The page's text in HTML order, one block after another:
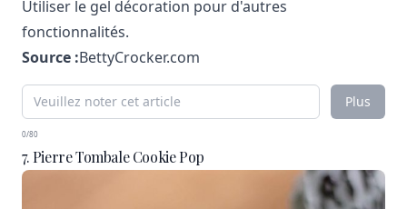
Utiliser le gel décoration pour d'autres
fonctionnalités.
Source :BettyCrocker.com
Plus
0/80
7. Pierre Tombale Cookie Pop